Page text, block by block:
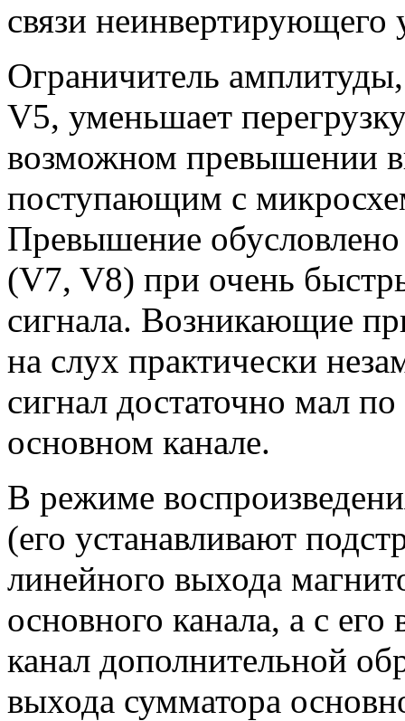
связи неинвертирующего
Ограничитель
V5, уменьшает
возможном превышении
поступающим с
Превышение
(V7, V8) при очень
сигнала. Возникающие
на слух практически
сигнал достаточно мал
основном канале.
В режиме
(его устанавливают
линейного выхода
основного канала, а с
канал дополнительной
выхода сумматора